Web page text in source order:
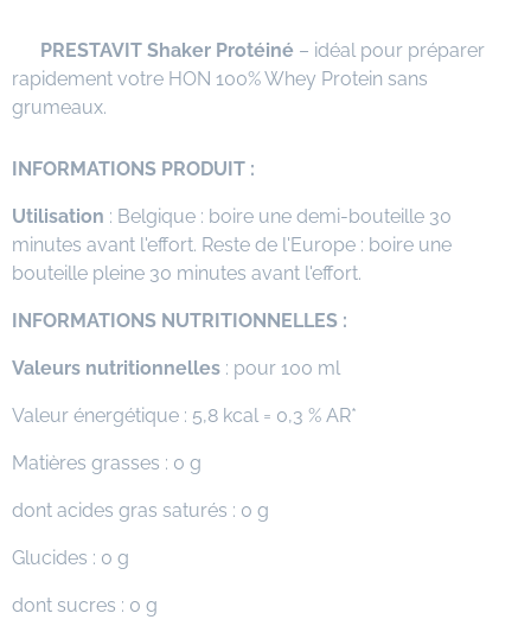
PRESTAVIT Shaker Protéiné – idéal pour préparer
rapidement votre HON 100% Whey Protein sans
grumeaux.
INFORMATIONS PRODUIT :
Utilisation : Belgique : boire une demi-bouteille 30
minutes avant l'effort. Reste de l'Europe : boire une
bouteille pleine 30 minutes avant l'effort.
INFORMATIONS NUTRITIONNELLES :
Valeurs nutritionnelles : pour 100 ml
Valeur énergétique : 5,8 kcal = 0,3 % AR*
Matières grasses : 0 g
dont acides gras saturés : 0 g
Glucides : 0 g
dont sucres : 0 g